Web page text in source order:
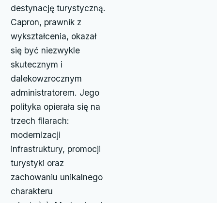
destynację turystyczną.
Capron, prawnik z
wykształcenia, okazał
się być niezwykle
skutecznym i
dalekowzrocznym
administratorem. Jego
polityka opierała się na
trzech filarach:
modernizacji
infrastruktury, promocji
turystyki oraz
zachowaniu unikalnego
charakteru